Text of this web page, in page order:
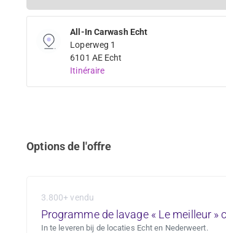
All-In Carwash Echt
Loperweg 1
6101 AE Echt
Itinéraire
Options de l'offre
3.800+ vendu
Programme de lavage « Le meilleur »
In te leveren bij de locaties Echt en Nederweert.